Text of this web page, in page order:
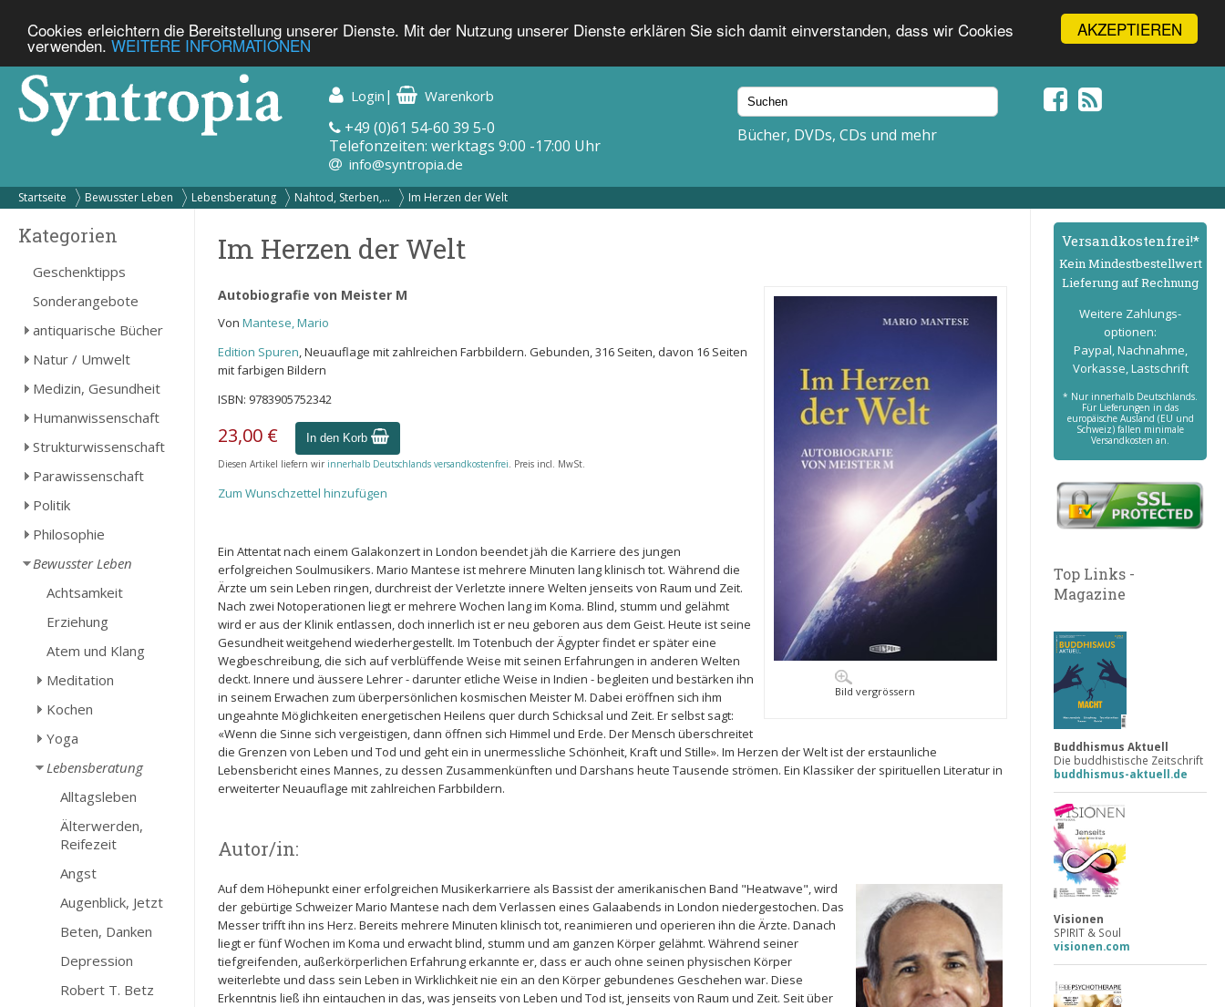
AKZEPTIEREN
Cookies erleichtern die Bereitstellung unserer Dienste. Mit der Nutzung unserer Dienste erklären Sie sich damit einverstanden, dass wir Cookies
verwenden. WEITERE INFORMATIONEN
Login | Warenkorb
+49 (0)61 54-60 39 5-0
Telefonzeiten: werktags 9:00 -17:00 Uhr
info@syntropia.de
Bücher, DVDs, CDs und mehr
Startseite Bewusster Leben Lebensberatung Nahtod, Sterben,... Im Herzen der Welt
Kategorien
Geschenktipps
Sonderangebote
antiquarische Bücher
Natur / Umwelt
Medizin, Gesundheit
Humanwissenschaft
Strukturwissenschaft
Parawissenschaft
Politik
Philosophie
Bewusster Leben
Achtsamkeit
Erziehung
Atem und Klang
Meditation
Kochen
Yoga
Lebensberatung
Alltagsleben
Älterwerden,
Reifezeit
Angst
Augenblick, Jetzt
Beten, Danken
Depression
Robert T. Betz
Im Herzen der Welt
Bild vergrössern
Autobiografie von Meister M
Von Mantese, Mario
Edition Spuren, Neuauflage mit zahlreichen Farbbildern. Gebunden, 316 Seiten, davon 16 Seiten
mit farbigen Bildern
ISBN: 9783905752342
23,00 € In den Korb
Diesen Artikel liefern wir innerhalb Deutschlands versandkostenfrei. Preis incl. MwSt.
Zum Wunschzettel hinzufügen
Ein Attentat nach einem Galakonzert in London beendet jäh die Karriere des jungen
erfolgreichen Soulmusikers. Mario Mantese ist mehrere Minuten lang klinisch tot. Während die
Ärzte um sein Leben ringen, durchreist der Verletzte innere Welten jenseits von Raum und Zeit.
Nach zwei Notoperationen liegt er mehrere Wochen lang im Koma. Blind, stumm und gelähmt
wird er aus der Klinik entlassen, doch innerlich ist er neu geboren aus dem Geist. Heute ist seine
Gesundheit weitgehend wiederhergestellt. Im Totenbuch der Ägypter findet er später eine
Wegbeschreibung, die sich auf verblüffende Weise mit seinen Erfahrungen in anderen Welten
deckt. Innere und äussere Lehrer - darunter etliche Weise in Indien - begleiten und bestärken ihn
in seinem Erwachen zum überpersönlichen kosmischen Meister M. Dabei eröffnen sich ihm
ungeahnte Möglichkeiten energetischen Heilens quer durch Schicksal und Zeit. Er selbst sagt:
«Wenn die Sinne sich vergeistigen, dann öffnen sich Himmel und Erde. Der Mensch überschreitet
die Grenzen von Leben und Tod und geht ein in unermessliche Schönheit, Kraft und Stille». Im Herzen der Welt ist der erstaunliche
Lebensbericht eines Mannes, zu dessen Zusammenkünften und Darshans heute Tausende strömen. Ein Klassiker der spirituellen Literatur in
erweiterter Neuauflage mit zahlreichen Farbbildern.
Autor/in:
Auf dem Höhepunkt einer erfolgreichen Musikerkarriere als Bassist der amerikanischen Band "Heatwave", wird
der gebürtige Schweizer Mario Mantese nach dem Verlassen eines Galaabends in London niedergestochen. Das
Messer trifft ihn ins Herz. Bereits mehrere Minuten klinisch tot, reanimieren und operieren ihn die Ärzte. Danach
liegt er fünf Wochen im Koma und erwacht blind, stumm und am ganzen Körper gelähmt. Während seiner
tiefgreifenden, außerkörperlichen Erfahrung erkannte er, dass er auch ohne seinen physischen Körper
weiterlebte und dass sein Leben in Wirklichkeit nie ein an den Körper gebundenes Geschehen war. Diese
Erkenntnis ließ ihn eintauchen in das, was jenseits von Leben und Tod ist, jenseits von Raum und Zeit. Seit über
Versand­kostenfrei!*
Kein Mindest­bestell­wert
Lieferung auf Rechnung
Weitere Zahlungs­
optionen:
Paypal, Nachnahme,
Vorkasse, Lastschrift
* Nur innerhalb Deutschlands.
Für Lieferungen in das
europäische Ausland (EU und
Schweiz) fallen minimale
Versandkosten an.
Top Links -
Magazine
Buddhismus Aktuell
Die buddhistische Zeitschrift
buddhismus-aktuell.de
Visionen
SPIRIT & Soul
visionen.com